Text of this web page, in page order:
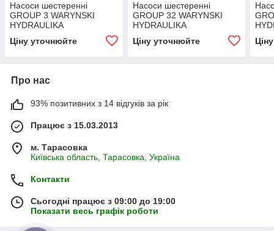
Насоси шестеренні
GROUP 3 WARYNSKI
HYDRAULIKA
Ціну уточнюйте
Насоси шестеренні
GROUP 32 WARYNSKI
HYDRAULIKA
Ціну уточнюйте
Про нас
93% позитивних з 14 відгуків за рік
Працює з 15.03.2013
м. Тарасовка
Київська область, Тарасовка, Україна
Контакти
Сьогодні працює з 09:00 до 19:00
Показати весь графік роботи